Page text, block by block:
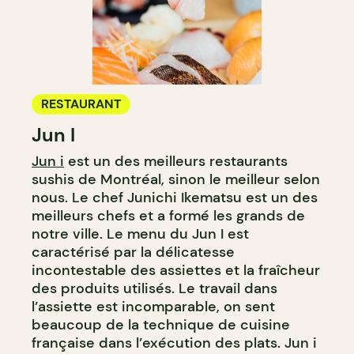
RESTAURANT
Jun I
Jun i est un des meilleurs restaurants
sushis de Montréal, sinon le meilleur selon
nous. Le chef Junichi Ikematsu est un des
meilleurs chefs et a formé les grands de
notre ville. Le menu du Jun I est
caractérisé par la délicatesse
incontestable des assiettes et la fraîcheur
des produits utilisés. Le travail dans
l’assiette est incomparable, on sent
beaucoup de la technique de cuisine
française dans l’exécution des plats. Jun i